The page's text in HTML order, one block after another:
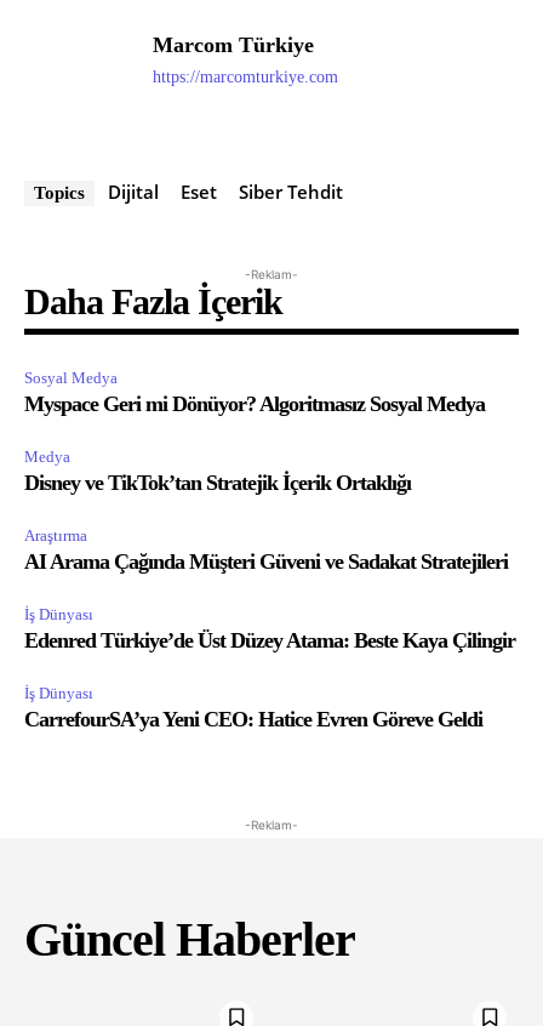
Marcom Türkiye
https://marcomturkiye.com
Topics Dijital Eset Siber Tehdit
-Reklam-
Daha Fazla İçerik
Sosyal Medya
Myspace Geri mi Dönüyor? Algoritmasız Sosyal Medya
Medya
Disney ve TikTok’tan Stratejik İçerik Ortaklığı
Araştırma
AI Arama Çağında Müşteri Güveni ve Sadakat Stratejileri
İş Dünyası
Edenred Türkiye’de Üst Düzey Atama: Beste Kaya Çilingir
İş Dünyası
CarrefourSA’ya Yeni CEO: Hatice Evren Göreve Geldi
-Reklam-
Güncel Haberler